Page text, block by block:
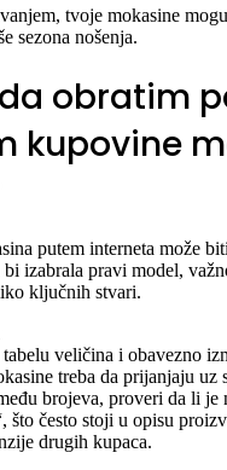
tvoje mokasine
sezona nošenja.
obratim
kupovine
putem interneta može
izabrala pravi model,
ključnih stvari.
veličina i obavezno
treba da prijanjaju uz
brojeva, proveri da li je
što često stoji u opisu
drugih kupaca.